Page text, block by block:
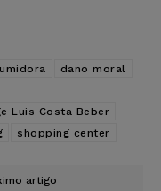
dano moral
Luis Costa Beber
shopping center
artigo